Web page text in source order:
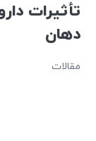
تأثیرات
دهان
مقالات